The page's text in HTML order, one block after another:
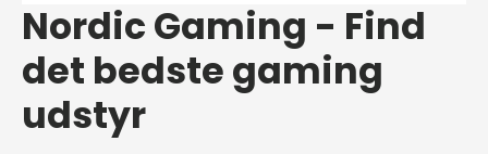
Nordic Gaming - Find
det bedste gaming
udstyr